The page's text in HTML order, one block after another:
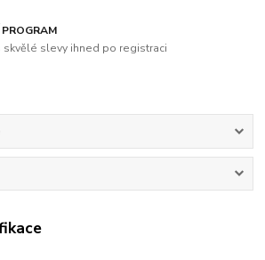
skvělé slevy ihned po registraci